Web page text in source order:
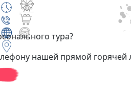
тура?
нашей прямой горячей